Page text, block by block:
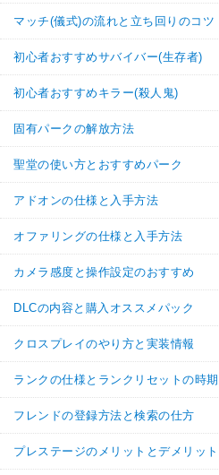
マッチ(儀式)の流れと立ち回りのコツ
初心者おすすめサバイバー(生存者)
初心者おすすめキラー(殺人鬼)
固有パークの解放方法
聖堂の使い方とおすすめパーク
アドオンの仕様と入手方法
オファリングの仕様と入手方法
カメラ感度と操作設定のおすすめ
DLCの内容と購入オススメパック
クロスプレイのやり方と実装情報
ランクの仕様とランクリセットの時期
フレンドの登録方法と検索の仕方
プレステージのメリットとデメリット